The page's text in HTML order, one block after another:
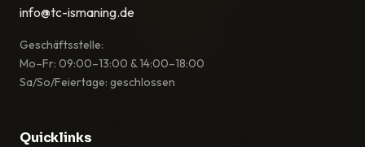
info@tc-ismaning.de
Geschäftsstelle:
Mo–Fr: 09:00–13:00 & 14:00–18:00
Sa/So/Feiertage: geschlossen
Quicklinks